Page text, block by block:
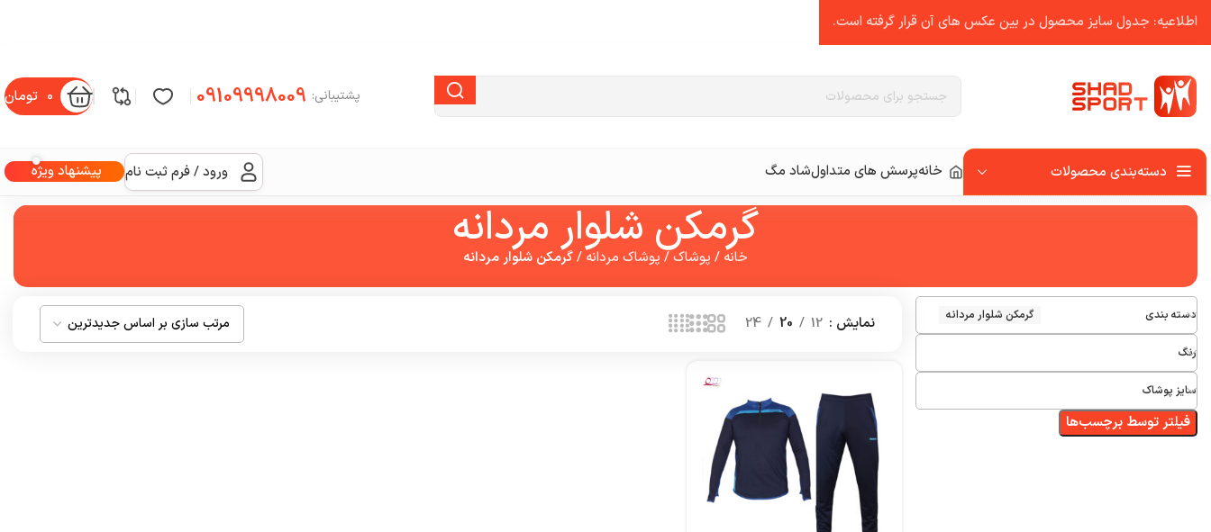
پشتیبانی: 09109998009
0 تومان
دسته‌بندی محصولات خانهپرسش های متداولشاد مگ ورود / فرم ثبت نام پیشنهاد ویژه
گرمکن شلوار مردانه
خانه / پوشاک/ پوشاک مردانه /گرمکن شلوار مردانه
دسته بندی گرمکن شلوار مردانه
رنگ
سایز پوشاک
فیلتر توسط برچسب‌ها
نمایش 12
20
24
اطلاعیه: جدول سایز محصول در بین عکس ‌های آن قرار گرفته است.